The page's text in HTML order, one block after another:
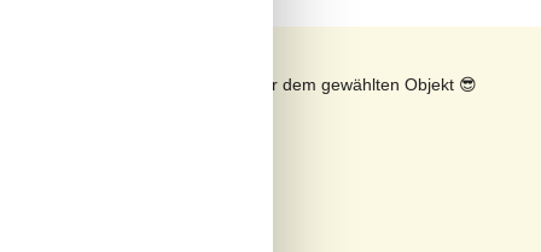
Sonnenstand über dem gewählten Objekt 😎